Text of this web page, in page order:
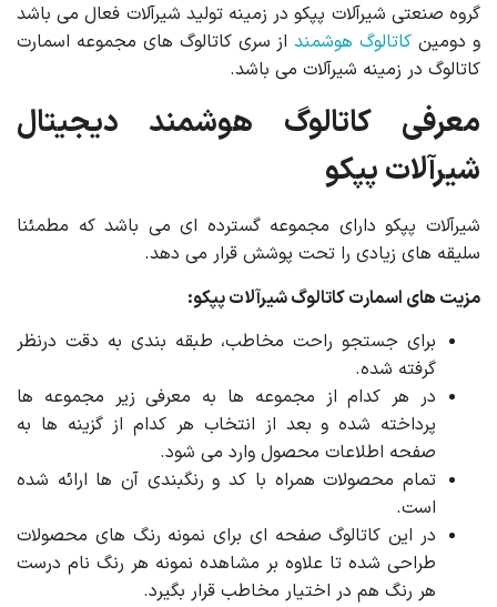
گروه صنعتی شیرآلات پپکو در زمینه تولید شیرآلات فعال می باشد
و دومین کاتالوگ هوشمنداز سری کاتالوگ های مجموعه اسمارت
کاتالوگ در زمینه شیرآلات می باشد.
معرفی کاتالوگ هوشمند دیجیتال
شیرآلات پپکو
شیرآلات پپکو دارای مجموعه گسترده ای می باشد که مطمئنا
سلیقه های زیادی را تحت پوشش قرار می دهد.
مزیت های اسمارت کاتالوگ شیرآلات پپکو:
برای جستجو راحت مخاطب، طبقه بندی به دقت درنظر
گرفته شده.
در هر کدام از مجموعه ها به معرفی زیر مجموعه ها
پرداخته شده و بعد از انتخاب هر کدام از گزینه ها به
صفحه اطلاعات محصول وارد می شود.
تمام محصولات همراه با کد و رنگبندی آن ها ارائه شده
است.
در این کاتالوگ صفحه ای برای نمونه رنگ های محصولات
طراحی شده تا علاوه بر مشاهده نمونه هر رنگ نام درست
هر رنگ هم در اختیار مخاطب قرار بگیرد.